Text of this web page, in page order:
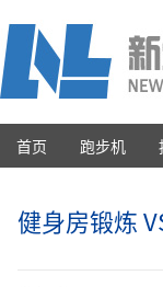
首页 跑步机
健身房锻炼